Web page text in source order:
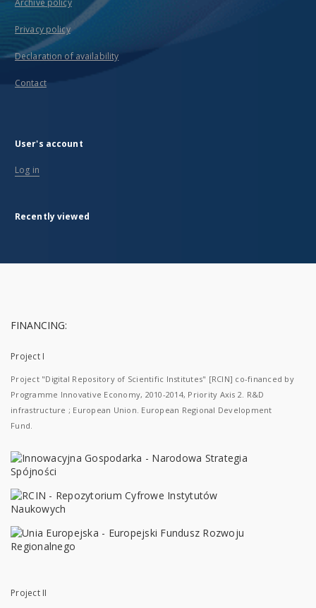
Archive policy
Privacy policy
Declaration of availability
Contact
User's account
Log in
Recently viewed
FINANCING:
Project I
Project "Digital Repository of Scientific Institutes" [RCIN] co-financed by
Programme Innovative Economy, 2010-2014, Priority Axis 2. R&D
infrastructure ; European Union. European Regional Development
Fund.
Project II